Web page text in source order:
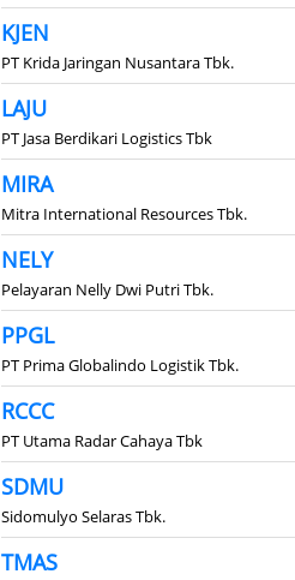
KJEN
PT Krida Jaringan Nusantara Tbk.
LAJU
PT Jasa Berdikari Logistics Tbk
MIRA
Mitra International Resources Tbk.
NELY
Pelayaran Nelly Dwi Putri Tbk.
PPGL
PT Prima Globalindo Logistik Tbk.
RCCC
PT Utama Radar Cahaya Tbk
SDMU
Sidomulyo Selaras Tbk.
TMAS